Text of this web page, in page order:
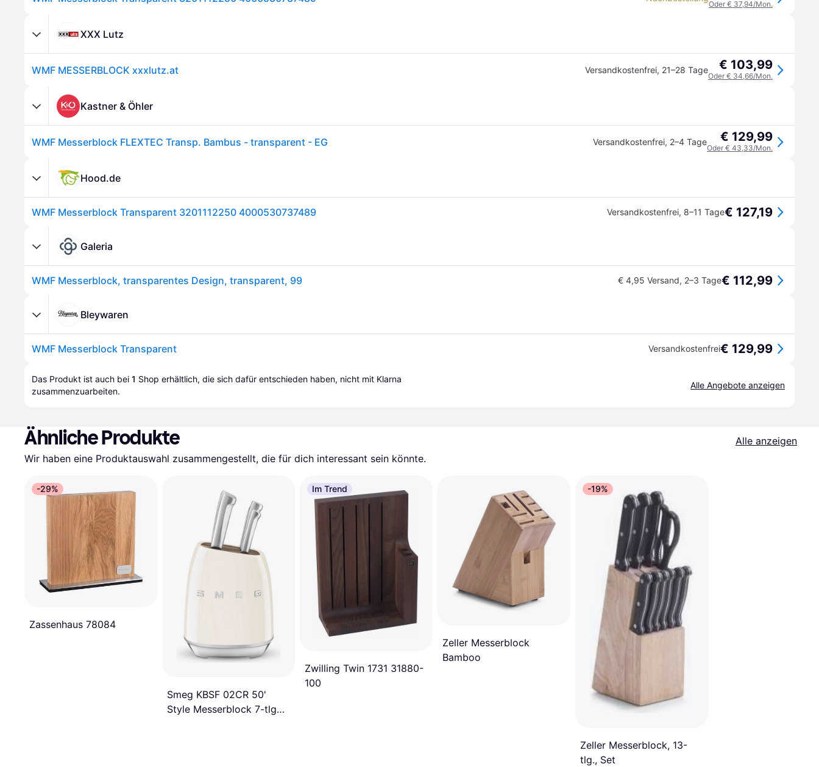
Oder € 37,94/Mon.
XXX Lutz
WMF MESSERBLOCK xxxlutz.at Versandkostenfrei, 21–28 Tage € 103,99
Oder € 34,66/Mon.
Kastner & Öhler
WMF Messerblock FLEXTEC Transp. Bambus - transparent - EG Versandkostenfrei, 2–4 Tage € 129,99
Oder € 43,33/Mon.
Hood.de
WMF Messerblock Transparent 3201112250 4000530737489 Versandkostenfrei, 8–11 Tage€ 127,19
Galeria
WMF Messerblock, transparentes Design, transparent, 99 € 4,95 Versand, 2–3 Tage€ 112,99
Bleywaren
WMF Messerblock Transparent Versandkostenfrei€ 129,99
Das Produkt ist auch bei 1 Shop erhältlich, die sich dafür entschieden haben, nicht mit Klarna
zusammenzuarbeiten.
Alle Angebote anzeigen
Ähnliche Produkte
Alle anzeigen
Wir haben eine Produktauswahl zusammengestellt, die für dich interessant sein könnte.
-29%
Zassenhaus 78084
Smeg KBSF 02CR 50'
Style Messerblock 7-tlg
Im Trend
Zwilling Twin 1731 31880-
100
Zeller Messerblock
Bamboo
-19%
Zeller Messerblock, 13-
tlg., Set